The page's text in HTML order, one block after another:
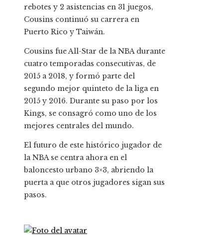
rebotes y 2 asistencias en 31 juegos,
Cousins ​​continuó su carrera en
Puerto Rico y Taiwán.
Cousins ​​fue All-Star de la NBA durante
cuatro temporadas consecutivas, de
2015 a 2018, y formó parte del
segundo mejor quinteto de la liga en
2015 y 2016. Durante su paso por los
Kings, se consagró como uno de los
mejores centrales del mundo.
El futuro de este histórico jugador de
la NBA se centra ahora en el
baloncesto urbano 3×3, abriendo la
puerta a que otros jugadores sigan sus
pasos.